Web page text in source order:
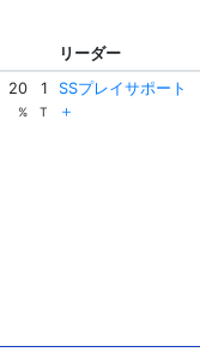
リーダー
20
%
1
T
SSプレイサポート
＋